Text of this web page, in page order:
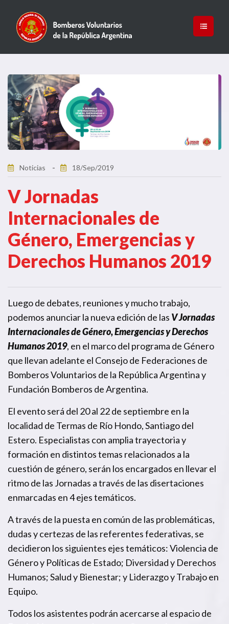
Noticias 18/Sep/2019
V Jornadas
Internacionales de
Género, Emergencias y
Derechos Humanos 2019
Luego de debates, reuniones y mucho trabajo,
podemos anunciar la nueva edición de las V Jornadas
Internacionales de Género, Emergencias y Derechos
Humanos 2019, en el marco del programa de Género
que llevan adelante el Consejo de Federaciones de
Bomberos Voluntarios de la República Argentina y
Fundación Bomberos de Argentina.
El evento será del 20 al 22 de septiembre en la
localidad de Termas de Río Hondo, Santiago del
Estero. Especialistas con amplia trayectoria y
formación en distintos temas relacionados a la
cuestión de género, serán los encargados en llevar el
ritmo de las Jornadas a través de las disertaciones
enmarcadas en 4 ejes temáticos.
A través de la puesta en común de las problemáticas,
dudas y certezas de las referentes federativas, se
decidieron los siguientes ejes temáticos: Violencia de
Género y Políticas de Estado; Diversidad y Derechos
Humanos; Salud y Bienestar; y Liderazgo y Trabajo en
Equipo.
Todos los asistentes podrán acercarse al espacio de